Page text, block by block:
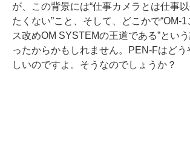
が、この背景には“仕事カメラとは仕事
たくない”こと、そして、どこかで“OM-
ス改めOM SYSTEMの王道である”とい
ったからかもしれません。PEN-Fはどう
しいのですよ。そうなのでしょうか？